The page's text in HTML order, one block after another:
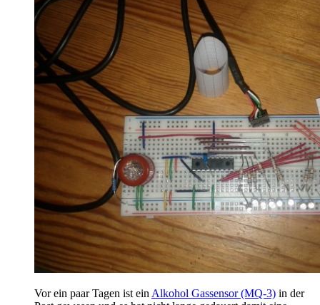
Vor ein paar Tagen ist ein Alkohol Gassensor (MQ-3) in der